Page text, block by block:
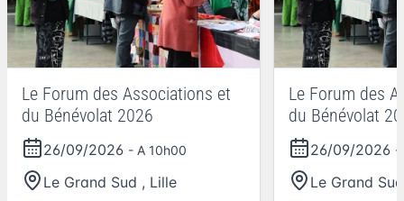
Le Forum des Associations et
du Bénévolat 2026
26/09/2026 - A 10h00
Le Grand Sud , Lille
Le Forum des
du Bénévolat
26/09/2026 -
Le Grand Sud